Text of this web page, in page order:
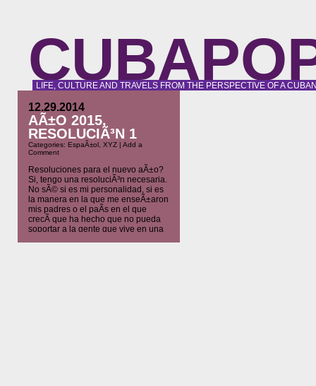
LIFE, CULTURE AND TRAVELS FROM THE PERSPECTIVE OF A
12.29.2014
AÃ±O 2015,
RESOLUCIÃ³N 1
Categories: EspaÃ±ol XYZ | Add a
Comment
Resoluciones para el nuevo aÃ±o?
Si, tengo una resoluciÃ³n necesaria.
No sÃ© si es mi personalidad, si es
la manera en la que me enseÃ±aron
mis padres o el paÃ­s en el que
crecÃ­ que ha hecho que no pueda
soportar a la gente que vive en una